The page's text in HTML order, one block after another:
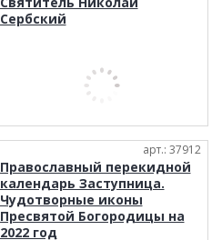
Сербский
арт.: 37912
Православный перекидной
календарь Заступница.
Чудотворные иконы
Пресвятой Богородицы на
2022 год